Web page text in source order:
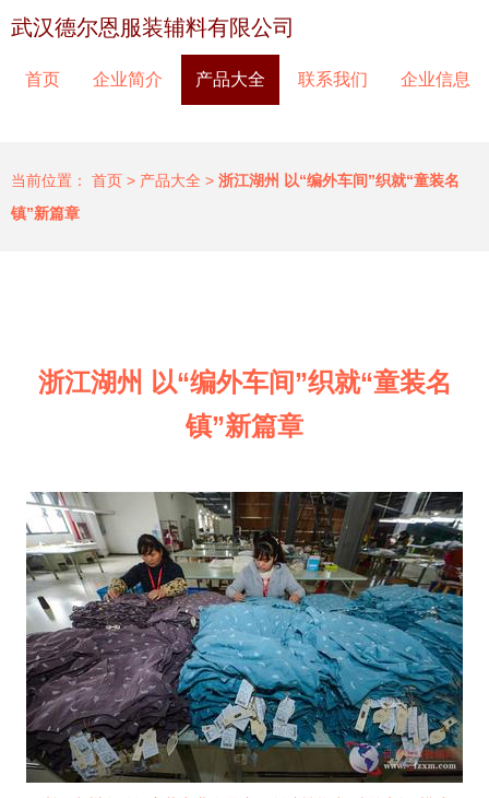
武汉德尔恩服装辅料有限公司
首页 企业简介 产品大全 联系我们 企业信息
当前位置： 首页 > 产品大全 > 浙江湖州 以“编外车间”织就“童装名
镇”新篇章
浙江湖州 以“编外车间”织就“童装名
镇”新篇章